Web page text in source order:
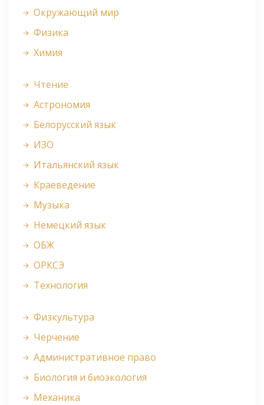
Окружающий мир
Физика
Химия
Чтение
Астрономия
Белорусский язык
ИЗО
Итальянский язык
Краеведение
Музыка
Немецкий язык
ОБЖ
ОРКСЭ
Технология
Физкультура
Черчение
Административное право
Биология и биоэкология
Механика